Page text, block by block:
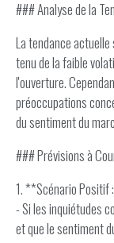
### Analyse de la
La tendance
tenu de la faible
l'ouverture.
préoccupations
du sentiment du
### Prévisions à
1. **Scénario Positif
- Si les inquiétudes
et que le sentiment